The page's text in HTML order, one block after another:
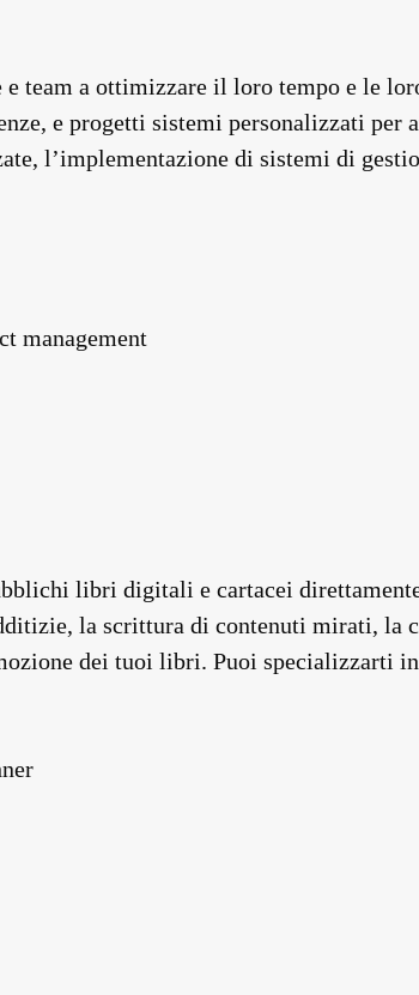
team a ottimizzare il loro tempo e le
e progetti sistemi personalizzati per
l’implementazione di sistemi di
management
libri digitali e cartacei
la scrittura di contenuti mirati, la
dei tuoi libri. Puoi specializzarti